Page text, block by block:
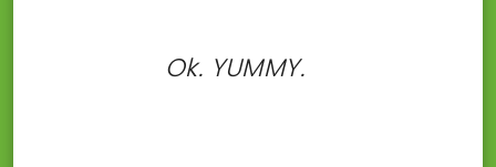
Ok. YUMMY.